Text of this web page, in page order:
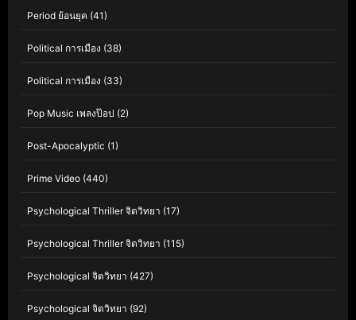
Period ย้อนยุค (41)
Political การเมือง (38)
Political การเมือง (33)
Pop Music เพลงป๊อป (2)
Post-Apocalyptic (1)
Prime Video (440)
Psychological Thriller จิตวิทยา (17)
Psychological Thriller จิตวิทยา (115)
Psychological จิตวิทยา (427)
Psychological จิตวิทยา (92)